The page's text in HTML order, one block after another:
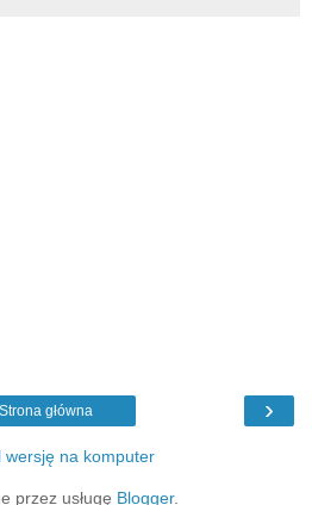
›
Strona główna
wersję na komputer
przez usługę Blogger.